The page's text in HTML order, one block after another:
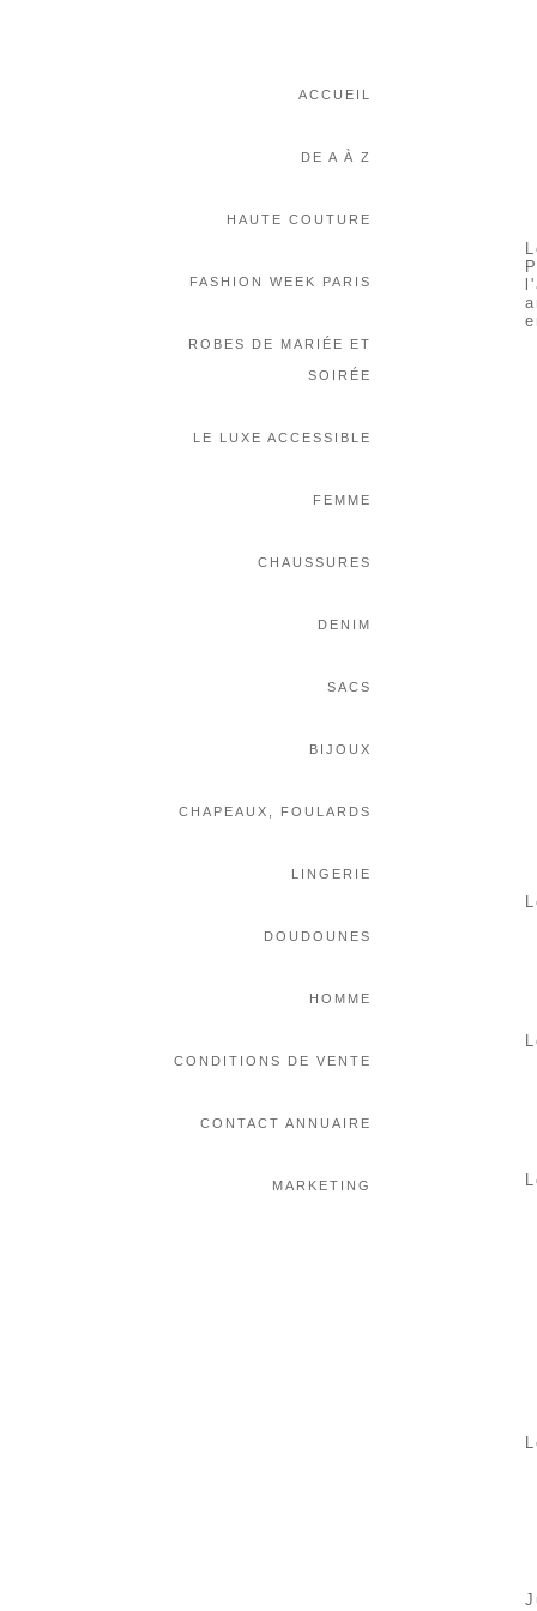
ACCUEIL
DE A À Z
HAUTE COUTURE
FASHION WEEK PARIS
ROBES DE MARIÉE ET
SOIRÉE
LE LUXE ACCESSIBLE
FEMME
CHAUSSURES
DENIM
SACS
BIJOUX
CHAPEAUX, FOULARDS
LINGERIE
DOUDOUNES
HOMME
CONDITIONS DE VENTE
CONTACT ANNUAIRE
MARKETING